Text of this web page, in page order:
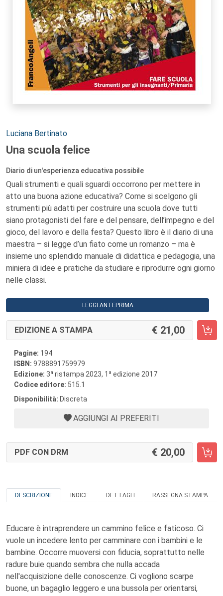
Autori:
Luciana Bertinato
Una scuola felice
Diario di un'esperienza educativa possibile
Quali strumenti e quali sguardi occorrono per mettere in
atto una buona azione educativa? Come si scelgono gli
strumenti più adatti per costruire una scuola dove tutti
siano protagonisti del fare e del pensare, dell’impegno e del
gioco, del lavoro e della festa? Questo libro è il diario di una
maestra – si legge d’un fiato come un romanzo – ma è
insieme uno splendido manuale di didattica e pedagogia, una
miniera di idee e pratiche da studiare e riprodurre ogni giorno
nelle classi.
LEGGI ANTEPRIMA
EDIZIONE A STAMPA 21,00
Pagine: 194
ISBN: 9788891759979
Edizione: 3a ristampa 2023, 1 a edizione 2017
Codice editore: 515.1
Disponibilità: Discreta
AGGIUNGI AI PREFERITI
PDF CON DRM 20,00
DESCRIZIONE INDICE DETTAGLI RASSEGNA STAMPA
Educare è intraprendere un cammino felice e faticoso. Ci
vuole un incedere lento per camminare con i bambini e le
bambine. Occorre muoversi con fiducia, soprattutto nelle
radure buie quando sembra che nulla accada
nell'acquisizione delle conoscenze. Ci vogliono scarpe
buone, un bagaglio leggero e una bussola per orientarsi,